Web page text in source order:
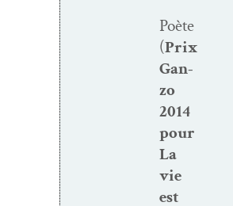
Poète
(Prix
Gan­
zo
2014
pour
La
vie
est